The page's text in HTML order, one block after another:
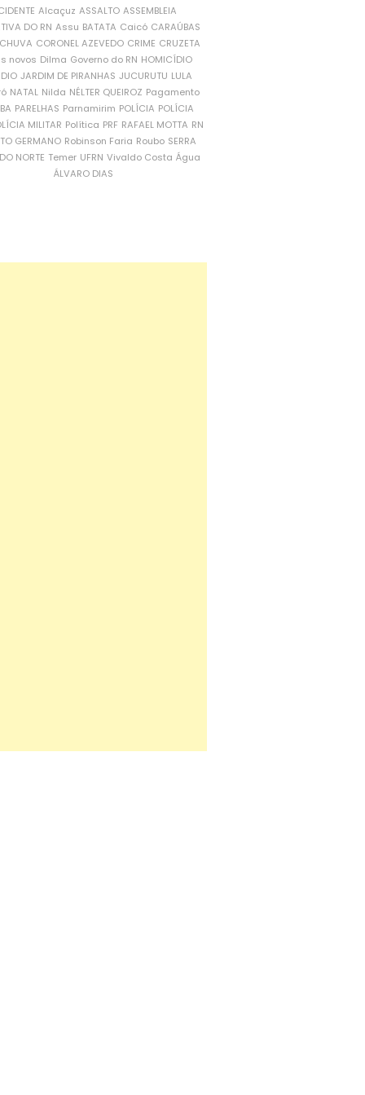
Alcaçuz ASSALTO ASSEMBLEIA
DO RN Assu BATATA Caicó CARAÚBAS
CORONEL AZEVEDO CRIME CRUZETA
novos Dilma Governo do RN HOMICÍDIO
JARDIM DE PIRANHAS JUCURUTU LULA
NATAL Nilda NÉLTER QUEIROZ Pagamento
PARELHAS Parnamirim POLÍCIA POLÍCIA
MILITAR Política PRF RAFAEL MOTTA RN
GERMANO Robinson Faria Roubo SERRA
NORTE Temer UFRN Vivaldo Costa Água
ÁLVARO DIAS